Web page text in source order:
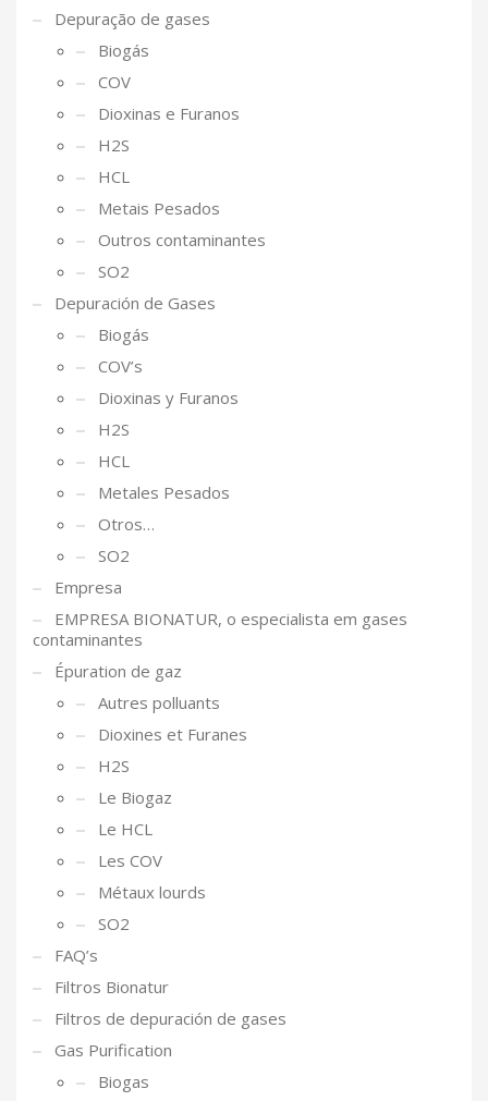
Depuração de gases
Biogás
COV
Dioxinas e Furanos
H2S
HCL
Metais Pesados
Outros contaminantes
SO2
Depuración de Gases
Biogás
COV’s
Dioxinas y Furanos
H2S
HCL
Metales Pesados
Otros…
SO2
Empresa
EMPRESA BIONATUR, o especialista em gases
contaminantes
Épuration de gaz
Autres polluants
Dioxines et Furanes
H2S
Le Biogaz
Le HCL
Les COV
Métaux lourds
SO2
FAQ’s
Filtros Bionatur
Filtros de depuración de gases
Gas Purification
Biogas